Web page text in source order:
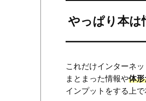
やっぱり本は
これだけインターネ
まとまった情報や体
インプットをする上で